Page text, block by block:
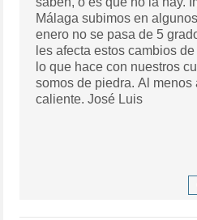
Málaga subimos en
enero no se pasa de 5
les afecta estos cambios
lo que hace con nuestros
somos de piedra. Al menos
caliente. José Luis